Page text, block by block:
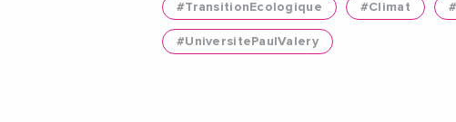
#TransitionEcologique #Climat
#UniversitePaulValery